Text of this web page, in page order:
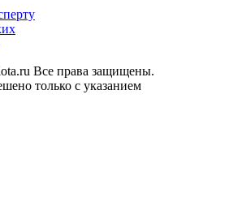
Все права защищены.
только с указанием